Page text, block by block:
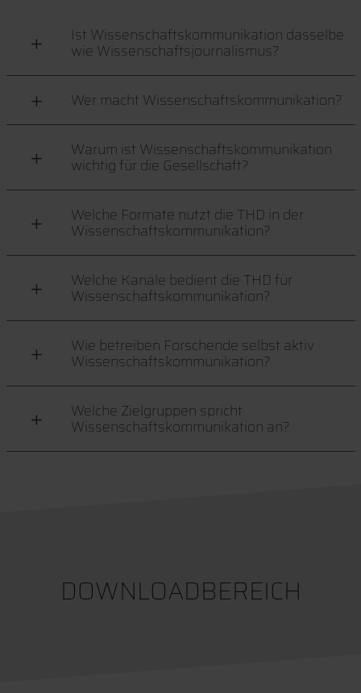
Ist Wissenschaftskommunikation dasselbe
wie Wissenschaftsjournalismus?
Wer macht Wissenschaftskommunikation?
Warum ist Wissenschaftskommunikation
wichtig für die Gesellschaft?
Welche Formate nutzt die THD in der
Wissenschaftskommunikation?
Welche Kanäle bedient die THD für
Wissenschaftskommunikation?
Wie betreiben Forschende selbst aktiv
Wissenschaftskommunikation?
Welche Zielgruppen spricht
Wissenschaftskommunikation an?
DOWNLOADBEREICH